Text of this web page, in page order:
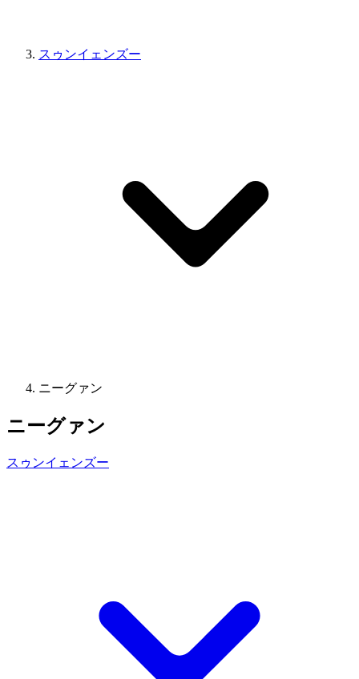
スゥンイェンズー
ニーグァン
ニーグァン
スゥンイェンズー